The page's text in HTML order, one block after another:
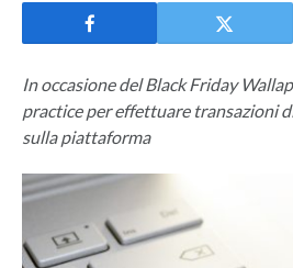
In occasione del Black Friday
practice per effettuare transazioni
sulla piattaforma